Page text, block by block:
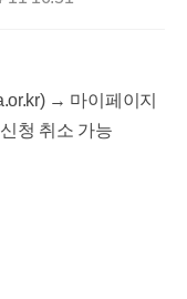
→ 마이페이지
청 취소 가능